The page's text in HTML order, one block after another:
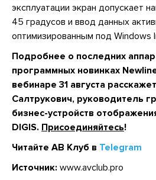
эксплуатации экран допускает
45 градусов и ввод данных
оптимизированным под Windows
Подробнее о последних
программных новинках
вебинаре 31 августа
Салтрукович, руководитель
бизнес-устройств
DIGIS. Присоединяйтесь!
Читайте АВ Клуб в Telegram
Источник: www.avclub.pro